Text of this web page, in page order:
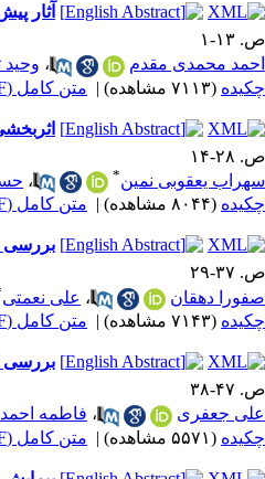
آثار
ص. ۱۳-۱
احمد محمدی مقدم
، وحید
چکیده (۷۱۱۳ مشاهده) | متن کامل (PDF)
ص. ۲۸-۱۴
سهراب یعقوبی نمین* ،
چکیده (۸۰۴۴ مشاهده) | متن کامل (PDF)
بررسی
ص. ۳۷-۲۹
صفورا دهقان
، علی نعمتی
چکیده (۷۱۴۳ مشاهده) | متن کامل (PDF)
بررسی
ص. ۴۷-۳۸
علی جعفری
، فاطمه
چکیده (۵۵۷۱ مشاهده) | متن کامل (PDF)